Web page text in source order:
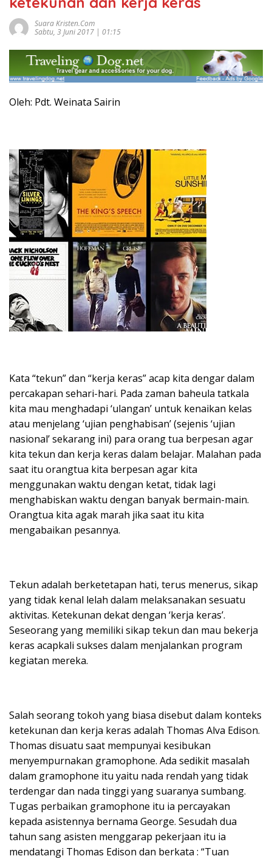
Suara Kristen.com
Sabtu, 3 Juni 2017 | 01:15
Oleh: Pdt. Weinata Sairin
Kata “tekun” dan “kerja keras” acap kita dengar dalam
percakapan sehari-hari. Pada zaman baheula tatkala
kita mau menghadapi ‘ulangan’ untuk kenaikan kelas
atau menjelang ‘ujian penghabisan’ (sejenis ‘ujian
nasional’ sekarang ini) para orang tua berpesan agar
kita tekun dan kerja keras dalam belajar. Malahan pada
saat itu orangtua kita berpesan agar kita
menggunakan waktu dengan ketat, tidak lagi
menghabiskan waktu dengan banyak bermain-main.
Orangtua kita agak marah jika saat itu kita
mengabaikan pesannya.
Tekun adalah berketetapan hati, terus menerus, sikap
yang tidak kenal lelah dalam melaksanakan sesuatu
aktivitas. Ketekunan dekat dengan ‘kerja keras’.
Seseorang yang memiliki sikap tekun dan mau bekerja
keras acapkali sukses dalam menjalankan program
kegiatan mereka.
Salah seorang tokoh yang biasa disebut dalam konteks
ketekunan dan kerja keras adalah Thomas Alva Edison.
Thomas disuatu saat mempunyai kesibukan
menyempurnakan gramophone. Ada sedikit masalah
dalam gramophone itu yaitu nada rendah yang tidak
terdengar dan nada tinggi yang suaranya sumbang.
Tugas perbaikan gramophone itu ia percayakan
kepada asistennya bernama George. Sesudah dua
tahun sang asisten menggarap pekerjaan itu ia
mendatangi Thomas Edison dan berkata : “Tuan